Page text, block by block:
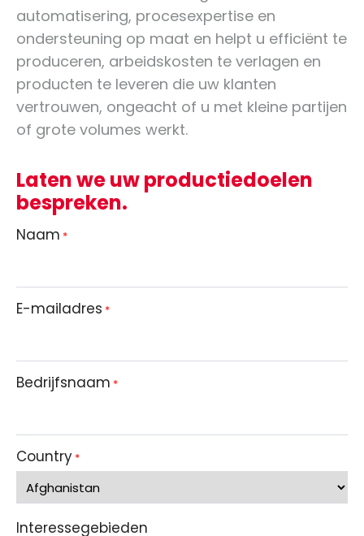
automatisering, procesexpertise en
ondersteuning op maat en helpt u efficiënt te
produceren, arbeidskosten te verlagen en
producten te leveren die uw klanten
vertrouwen, ongeacht of u met kleine partijen
of grote volumes werkt.
Laten we uw productiedoelen
bespreken.
Naam *
E-mailadres *
Bedrijfsnaam *
Country *
Interessegebieden